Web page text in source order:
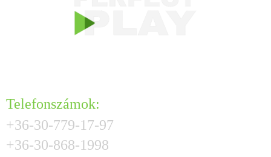
Telefonszámok:
+36-30-779-17-97
+36-30-868-1998